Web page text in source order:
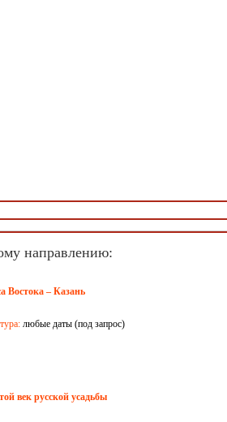
направлению:
Востока – Казань
любые даты (под запрос)
век русской усадьбы